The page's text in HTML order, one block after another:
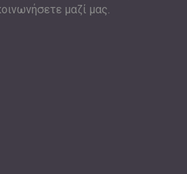
μαζί μας.